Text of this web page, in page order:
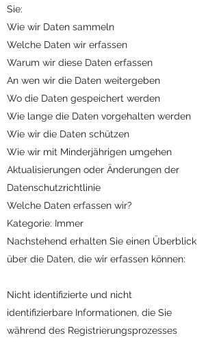
Sie:
Wie wir Daten sammeln
Welche Daten wir erfassen
Warum wir diese Daten erfassen
An wen wir die Daten weitergeben
Wo die Daten gespeichert werden
Wie lange die Daten vorgehalten werden
Wie wir die Daten schützen
Wie wir mit Minderjährigen umgehen
Aktualisierungen oder Änderungen der
Datenschutzrichtlinie
Welche Daten erfassen wir?
Kategorie: Immer
Nachstehend erhalten Sie einen Überblick
über die Daten, die wir erfassen können:
Nicht identifizierte und nicht
identifizierbare Informationen, die Sie
während des Registrierungsprozesses